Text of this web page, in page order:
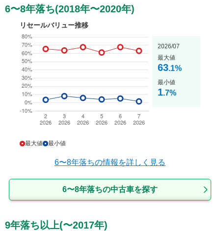
6〜8年落ち(2018年〜2020年)
リセールバリュー推移
最大値 最小値
2026/07
最大値
63.1%
最小値
1.7%
6〜8年落ちの情報を詳しく見る
6〜8年落ちの中古車を探す
9年落ち以上(〜2017年)